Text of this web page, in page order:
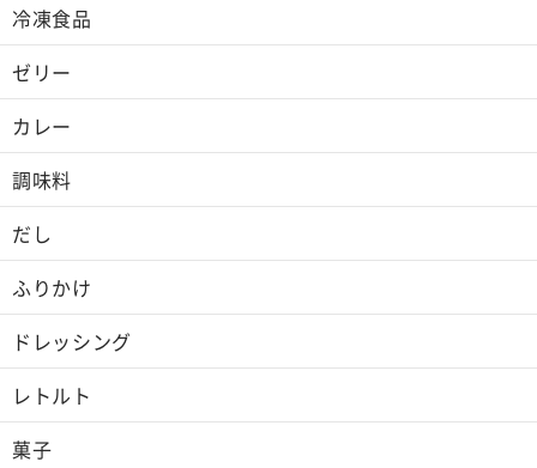
冷凍食品
ゼリー
カレー
調味料
だし
ふりかけ
ドレッシング
レトルト
菓子